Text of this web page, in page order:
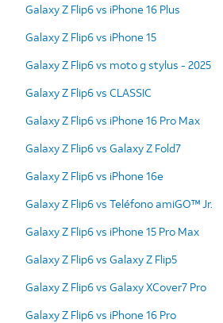
Galaxy Z Flip6 vs iPhone 16 Plus
Galaxy Z Flip6 vs iPhone 15
Galaxy Z Flip6 vs moto g stylus - 2025
Galaxy Z Flip6 vs CLASSIC
Galaxy Z Flip6 vs iPhone 16 Pro Max
Galaxy Z Flip6 vs Galaxy Z Fold7
Galaxy Z Flip6 vs iPhone 16e
Galaxy Z Flip6 vs Teléfono amiGO™ Jr.
Galaxy Z Flip6 vs iPhone 15 Pro Max
Galaxy Z Flip6 vs Galaxy Z Flip5
Galaxy Z Flip6 vs Galaxy XCover7 Pro
Galaxy Z Flip6 vs iPhone 16 Pro